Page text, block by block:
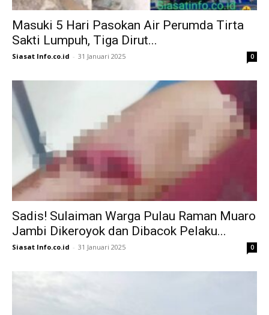
Masuki 5 Hari Pasokan Air Perumda Tirta
Sakti Lumpuh, Tiga Dirut...
Siasat Info.co.id - 31 Januari 2025 0
Sadis! Sulaiman Warga Pulau Raman Muaro
Jambi Dikeroyok dan Dibacok Pelaku...
Siasat Info.co.id - 31 Januari 2025 0